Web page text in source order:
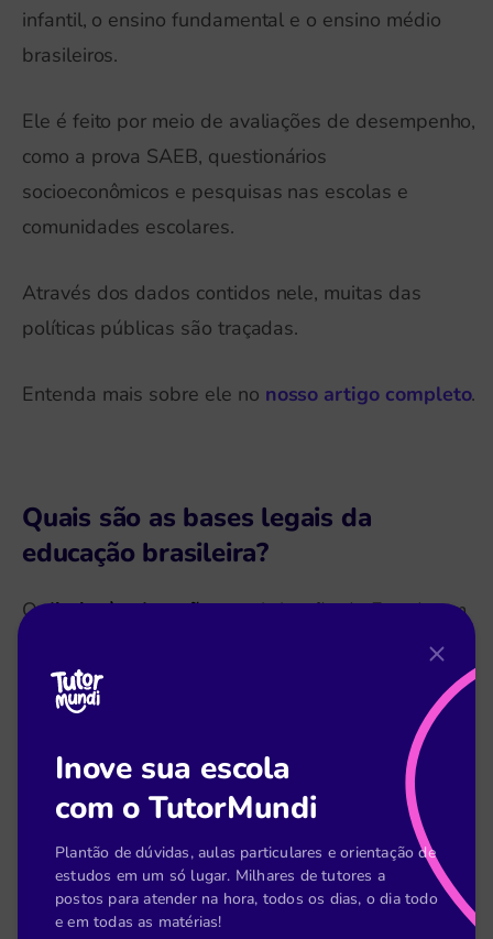
infantil, o ensino fundamental e o ensino médio
brasileiros.
Ele é feito por meio de avaliações de desempenho,
como a prova SAEB, questionários
socioeconômicos e pesquisas nas escolas e
comunidades escolares.
Através dos dados contidos nele, muitas das
políticas públicas são traçadas.
Entenda mais sobre ele no nosso artigo completo.
Quais são as bases legais da
educação brasileira?
Odireito à educaçãoe a obrigação do Estado em
Constituição Federal de 1988
educação, direito de todos e dever do Estado e da
família, será promovida e incentivada com a
colaboração da sociedade, visando ao pleno
desenvolvimento da pessoa, seu preparo para o
exercício da cidadania e sua qualificação para o
Inove sua escola
com o TutorMundi
Plantão de dúvidas, aulas particulares e orientação de
estudos em um só lugar. Milhares de tutores a
postos para atender na hora, todos os dias, o dia todo
e em todas as matérias!